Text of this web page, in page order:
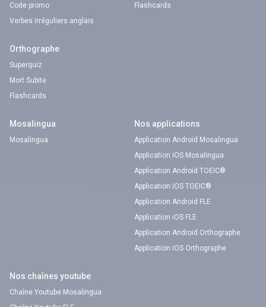
Code promo
Verbes irréguliers anglais
Flashcards
Orthographe
Superquiz
Mort Subite
Flashcards
Mosalingua
Mosalingua
Nos applications
Application Android Mosalingua
Application iOS Mosalingua
Application Android TOEIC®
Application iOS TOEIC®
Application Android FLE
Application iOS FLE
Application Android Orthographe
Application iOS Orthographe
Nos chaînes youtube
Chaîne Youtube Mosalingua